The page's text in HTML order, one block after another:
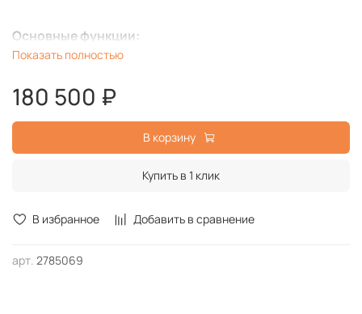
В избранное Добавить в сравнение
арт. 2785069
Основные функции:
Автоматический и ручной режим работы насосов
Программно-задаваемые параметры насосов, уровней,
давлений и других параметров системы
Отображение технологических параметров во время
работы системы
Сигнализация неисправности с отображением кода
Подключение резервных насосов при выходе из строя
работающих
Циклическое переключение насосов для обеспечения
Показать полностью
180 500 ₽
В корзину
Купить в 1 клик